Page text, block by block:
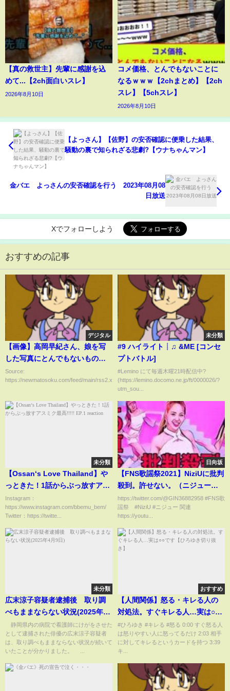
【真の救世主】先輩に感謝を込
めて...【2ch面白いスレ】
2026年8月10日
コメ価格、とんでもないことに
なるｗｗｗ【2chまとめ】【2ch
スレ】【5chスレ】
2026年8月10日
【よっさん】【佐野】の安否確認に便乗した結果、
騒動の裏で知られざる悲劇?【ウナちゃんマン】
金バエ よっさんの安否確認を行う 2023年08月08
日放送
Xでフォローしよう
おすすめの記事
デジタル
【画像】高岡早紀さん、娘を写
した写真にとんでもないものが
映ってしまうｗｗｗｗｗｗｗｗ
Source:
https://newmatosoku.com/feed/main/rss2.xml...
未分類
#9 ハイライト┊♫ &ME [コンセ
プトバトル]
#Lemino にて毎週木曜21時配信中?
(https://lemino.docomo.ne.jp/ft/0000026/?
utm_sou...
未分類
【Ossan‘s Love Thailand】や
っときた！1話からぶっ放すアス
ミク最高!!!!! EP.1 reaction
Instagram：
https://www.instagram.com/bbemu_bem/
Twitter：https://twitte...
日向坂
【FNS歌謡祭2021】NiziUに批判
殺到。許せない。（ニジュー
take a picture niziu チョップス
ティック chopstick テイクア
ピクチャー ミイヒ）
https://twitter.com/@GIN36882958 #FNS歌
謡祭 #NiziU #ニジュー 関連
https://youtu...
未分類
広末涼子容疑者逮捕後 取り調
べもままならない状況(2025年4
月9日)
静岡県内の病院で看護師にけがをさせた
として逮捕された俳優の広末涼子容疑者
は、取り調べもままならない状況が続いて
いたことが分かりました。 ...
おすすめ
【人間関係】怒る・キレる人の
対処法。すぐキレる人…実は○○
です【ひろゆき切り抜き】
#ひろゆき #キレる #怒る 0:00 すぐ怒る人
は怒りやすい人に怒ってるだけ 2:03 相手
に対してキレるというカードを持つ 3:39
キ...